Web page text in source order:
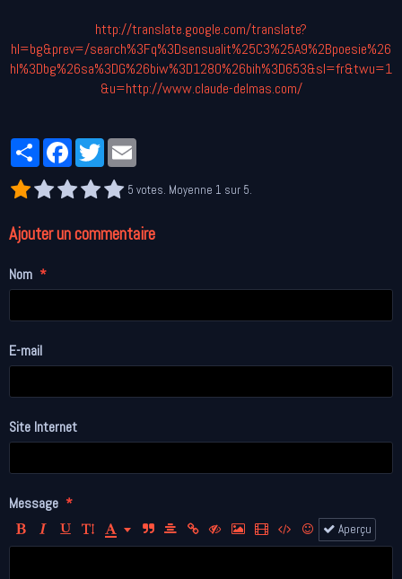
http://translate.google.com/translate?
hl=bg&prev=/search%3Fq%3Dsensualit%25C3%25A9%2Bpoesie%26
hl%3Dbg%26sa%3DG%26biw%3D1280%26bih%3D653&sl=fr&twu=1
&u=http://www.claude-delmas.com/
PartagerFacebookTwitter
5 votes. Moyenne 1 sur 5.
Ajouter un commentaire
Nom
E-mail
Site Internet
Message
Aperçu